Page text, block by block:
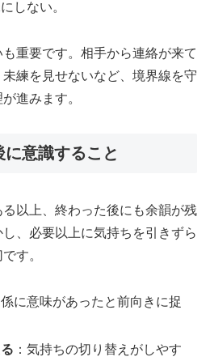
しない。
重要です。相手から連絡が来て
練を見せないなど、境界線を守
進みます。
意識すること
以上、終わった後にも余韻が残
、必要以上に気持ちを引きずら
す。
係に意味があったと前向きに捉
：気持ちの切り替えがしやす